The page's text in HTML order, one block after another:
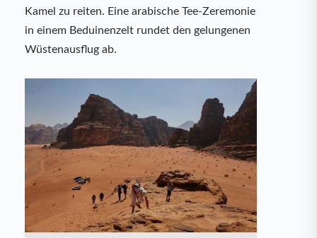
Kamel zu reiten. Eine arabische Tee-Zeremonie
in einem Beduinenzelt rundet den gelungenen
Wüstenausflug ab.